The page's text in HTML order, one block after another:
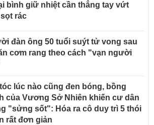
bình giữ nhiệt cần thẳng tay vứt
rác
đàn ông 50 tuổi suýt tử vong sau
cơm rang theo cách "vạn người
tóc lúc nào cũng đen bóng, bồng
của Vương Sở Nhiên khiến cư dân
"sửng sốt": Hóa ra cô duy trì 5 thói
rất đơn giản